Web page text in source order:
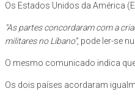
Os Estados Unidos da América
“As partes concordaram com a
militares no Líbano”, pode ler-se
O mesmo comunicado indica
Os dois países acordaram